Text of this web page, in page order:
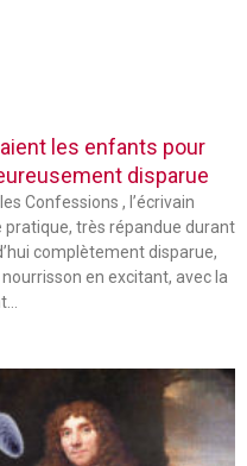
les enfants pour
disparue
Confessions , l’écrivain
pratique, très répandue durant
complètement disparue,
en excitant, avec la